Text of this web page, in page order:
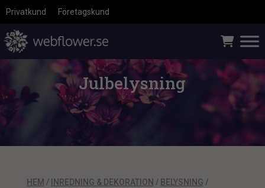
Privatkund Företagskund
Julbelysning
HEM / INREDNING & DEKORATION / BELYSNING /